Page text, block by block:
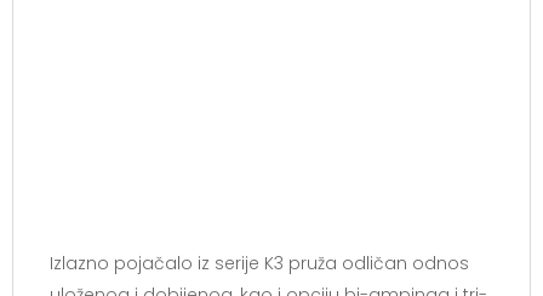
Izlazno pojačalo iz serije K3 pruža odličan odnos